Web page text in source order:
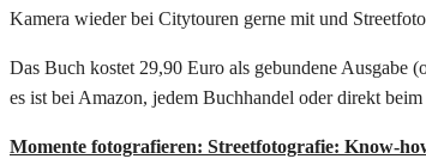
Kamera wieder bei Citytouren gerne mit und
Das Buch kostet 29,90 Euro als gebundene Ausgabe
es ist bei Amazon, jedem Buchhandel oder direkt
Momente fotografieren: Streetfotografie: Know-